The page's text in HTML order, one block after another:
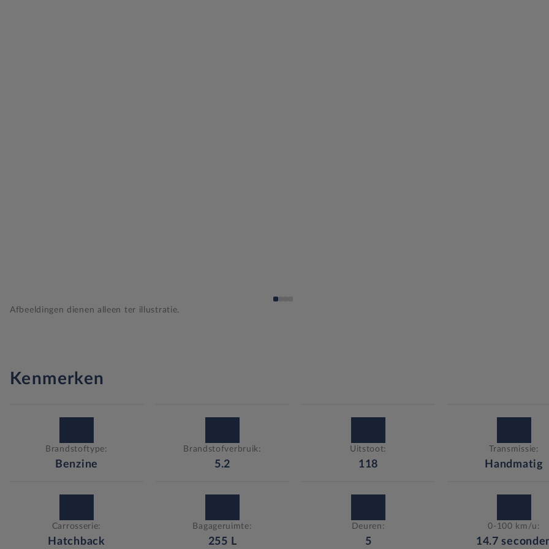
Afbeeldingen dienen alleen ter illustratie.
Kenmerken
Brandstoftype:
Benzine
Brandstofverbruik:
5.2
Uitstoot:
118
Transmissie:
Handmatig
Carrosserie:
Hatchback
Bagageruimte:
255 L
Deuren:
5
0-100 km/u:
14.7